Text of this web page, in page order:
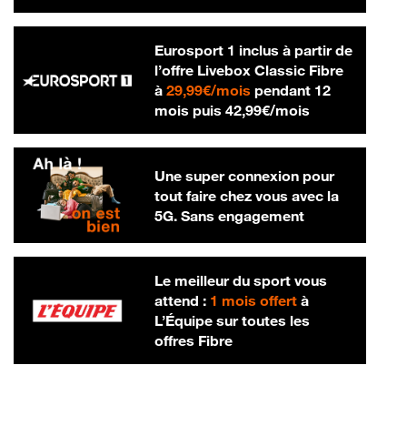
Eurosport 1 inclus à partir de
l’offre Livebox Classic Fibre
à 29,99€/mois29,99 € par mois
pendant 12
mois puis 42,99€/mois42,99 € par
Une super connexion pour
tout faire chez vous avec la
5G. Sans engagement
Le meilleur du sport vous
attend : 1 mois offertà
L’Équipe sur toutes les
offres Fibre